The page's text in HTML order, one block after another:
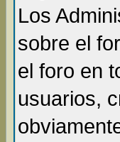
Los
sobre el
el foro en
usuarios,